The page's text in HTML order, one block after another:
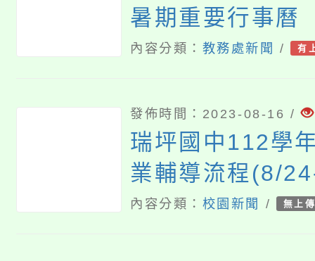
暑期重要行事曆
內容分類： 教務處新聞 / 有
發佈時間：2023-08-16 /
瑞坪國中112學
業輔導流程(8/
內容分類： 校園新聞 / 無上